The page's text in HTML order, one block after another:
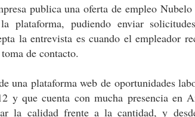
publica una oferta de empleo
plataforma, pudiendo enviar
la entrevista es cuando el empleador
de contacto.
una plataforma web de oportunidades
y que cuenta con mucha presencia en
la calidad frente a la cantidad, y